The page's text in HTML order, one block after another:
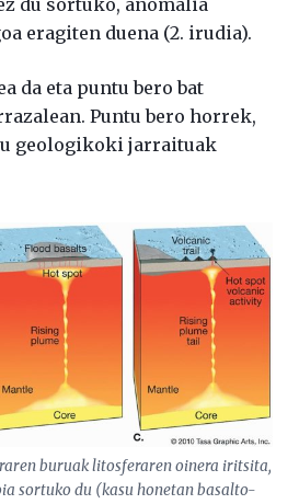
eragiten duena (2. irudia).
da eta puntu bero bat
Puntu bero horrek,
geologikoki jarraituak
buruak litosferaren oinera iritsita,
sortuko du (kasu honetan basalto-